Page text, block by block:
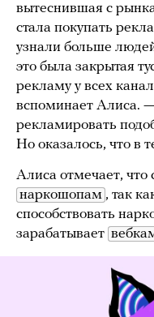
вытеснившая с
стала покупать
узнали больше
это была закрытая
рекламу у всех
вспоминает Алиса.
рекламировать
Но оказалось, что в
Алиса отмечает, что
наркошопам , так
способствовать
зарабатывает